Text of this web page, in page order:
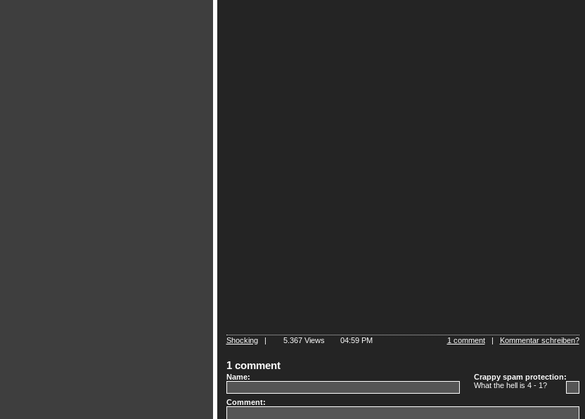
1 comment| Kommentar schreiben?
Shocking| 5.367 Views 04:59 PM
1 comment
Name:
Crappy spam protection:
What the hell is 4 - 1?
Comment: